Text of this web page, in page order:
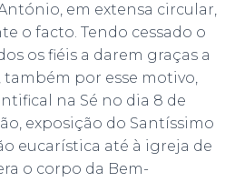
em extensa circular,
o facto. Tendo cessado o
os fiéis a darem graças a
também por esse motivo,
na Sé no dia 8 de
exposição do Santíssimo
eucarística até à igreja de
o corpo da Bem-